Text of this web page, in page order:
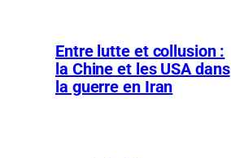
Entre lutte et collusion :
la Chine et les USA dans
la guerre en Iran